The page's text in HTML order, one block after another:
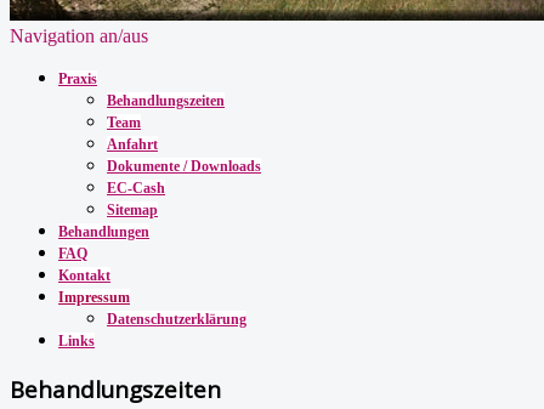
Navigation an/aus
Praxis
Behandlungszeiten
Team
Anfahrt
Dokumente / Downloads
EC-Cash
Sitemap
Behandlungen
FAQ
Kontakt
Impressum
Datenschutzerklärung
Links
Behandlungszeiten